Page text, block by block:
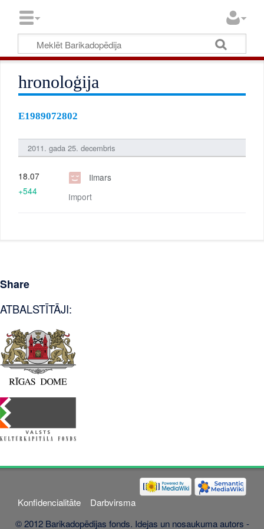
hronoloģija
E1989072802
2011. gada 25. decembris
Ilmars
Import
18.07
+544
Share
ATBALSTĪTĀJI:
Konfidencialitāte
Darbvirsma
© 2012 Barikadopēdijas fonds. Idejas un nosaukuma autors -